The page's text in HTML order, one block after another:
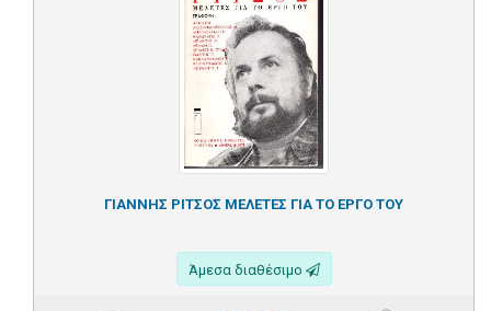
ΓΙΑΝΝΗΣ ΡΙΤΣΟΣ ΜΕΛΕΤΕΣ ΓΙΑ ΤΟ ΕΡΓΟ ΤΟΥ
Άμεσα διαθέσιμο